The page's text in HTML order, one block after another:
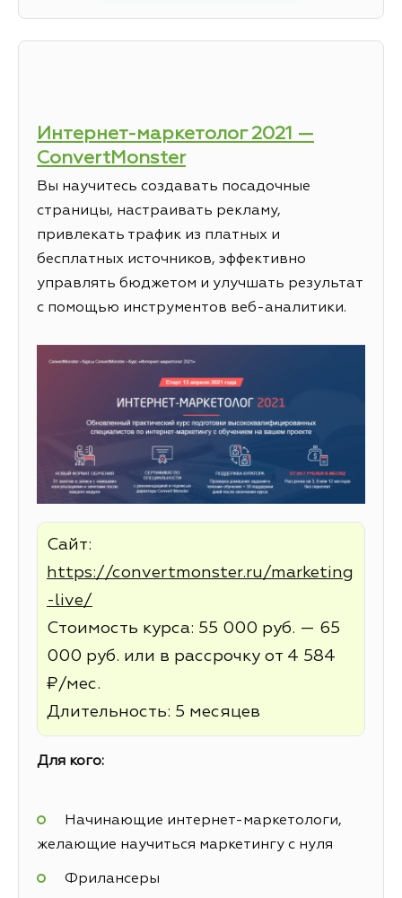
Интернет-маркетолог 2021 —
ConvertMonster
Вы научитесь создавать посадочные
страницы, настраивать рекламу,
привлекать трафик из платных и
бесплатных источников, эффективно
управлять бюджетом и улучшать результат
с помощью инструментов веб-аналитики.
Сайт:
https://convertmonster.ru/marketing
-live/
Стоимость курса: 55 000 руб. — 65
000 руб. или в рассрочку от 4 584
₽/мес.
Длительность: 5 месяцев
Для кого:
Начинающие интернет-маркетологи,
желающие научиться маркетингу с нуля
Фрилансеры